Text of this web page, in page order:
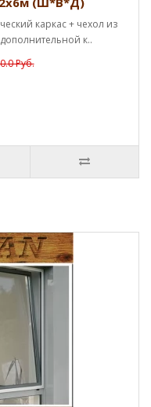
каркас + чехол из
к..